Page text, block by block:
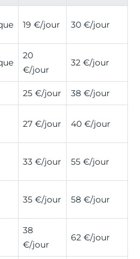
19 €/jour 30 €/jour
20
€/jour
32 €/jour
25 €/jour 38 €/jour
27 €/jour 40 €/jour
33 €/jour 55 €/jour
35 €/jour 58 €/jour
38
€/jour
62 €/jour